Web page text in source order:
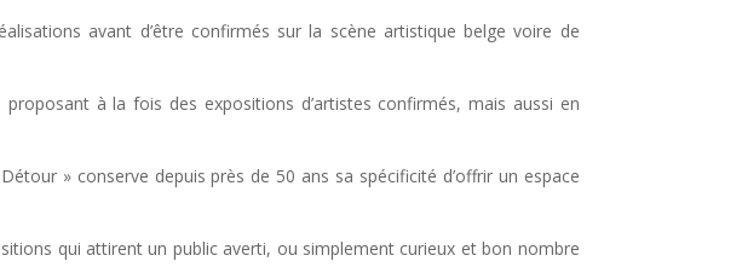
avant d’être confirmés sur la scène artistique belge voire de
à la fois des expositions d’artistes confirmés, mais aussi en
» conserve depuis près de 50 ans sa spécificité d’offrir un espace
qui attirent un public averti, ou simplement curieux et bon nombre